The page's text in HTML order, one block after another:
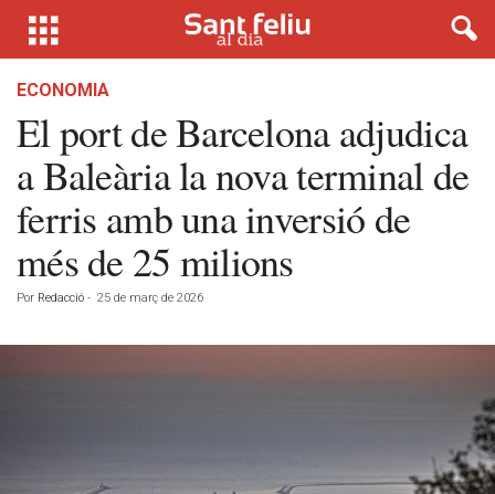
ECONOMIA
El port de Barcelona adjudica
a Baleària la nova terminal de
ferris amb una inversió de
més de 25 milions
Por Redacció - 25 de març de 2026